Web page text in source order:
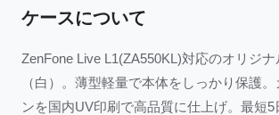
ケースについて
ZenFone Live L1(ZA550KL)対応のオリジ
（白）。薄型軽量で本体をしっかり保護
ンを国内UV印刷で高品質に仕上げ。最短5